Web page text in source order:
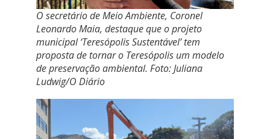
O secretário de Meio Ambiente, Coronel
Leonardo Maia, destaque que o projeto
municipal ‘Teresópolis Sustentável’ tem
proposta de tornar o Teresópolis um modelo
de preservação ambiental. Foto: Juliana
Ludwig/O Diário